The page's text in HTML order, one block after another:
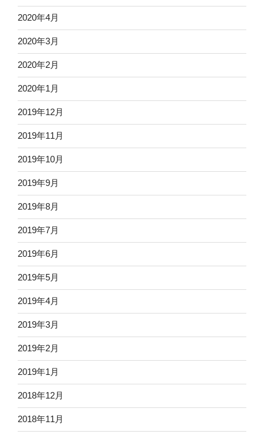
2020年4月
2020年3月
2020年2月
2020年1月
2019年12月
2019年11月
2019年10月
2019年9月
2019年8月
2019年7月
2019年6月
2019年5月
2019年4月
2019年3月
2019年2月
2019年1月
2018年12月
2018年11月